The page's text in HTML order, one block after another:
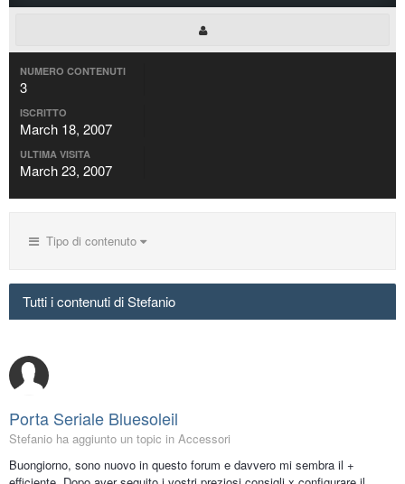
NUMERO CONTENUTI
3
ISCRITTO
March 18, 2007
ULTIMA VISITA
March 23, 2007
Tipo di contenuto
Tutti i contenuti di Stefanio
Porta Seriale Bluesoleil
Stefanio ha aggiunto un topic in Accessori
Buongiorno, sono nuovo in questo forum e davvero mi sembra il +